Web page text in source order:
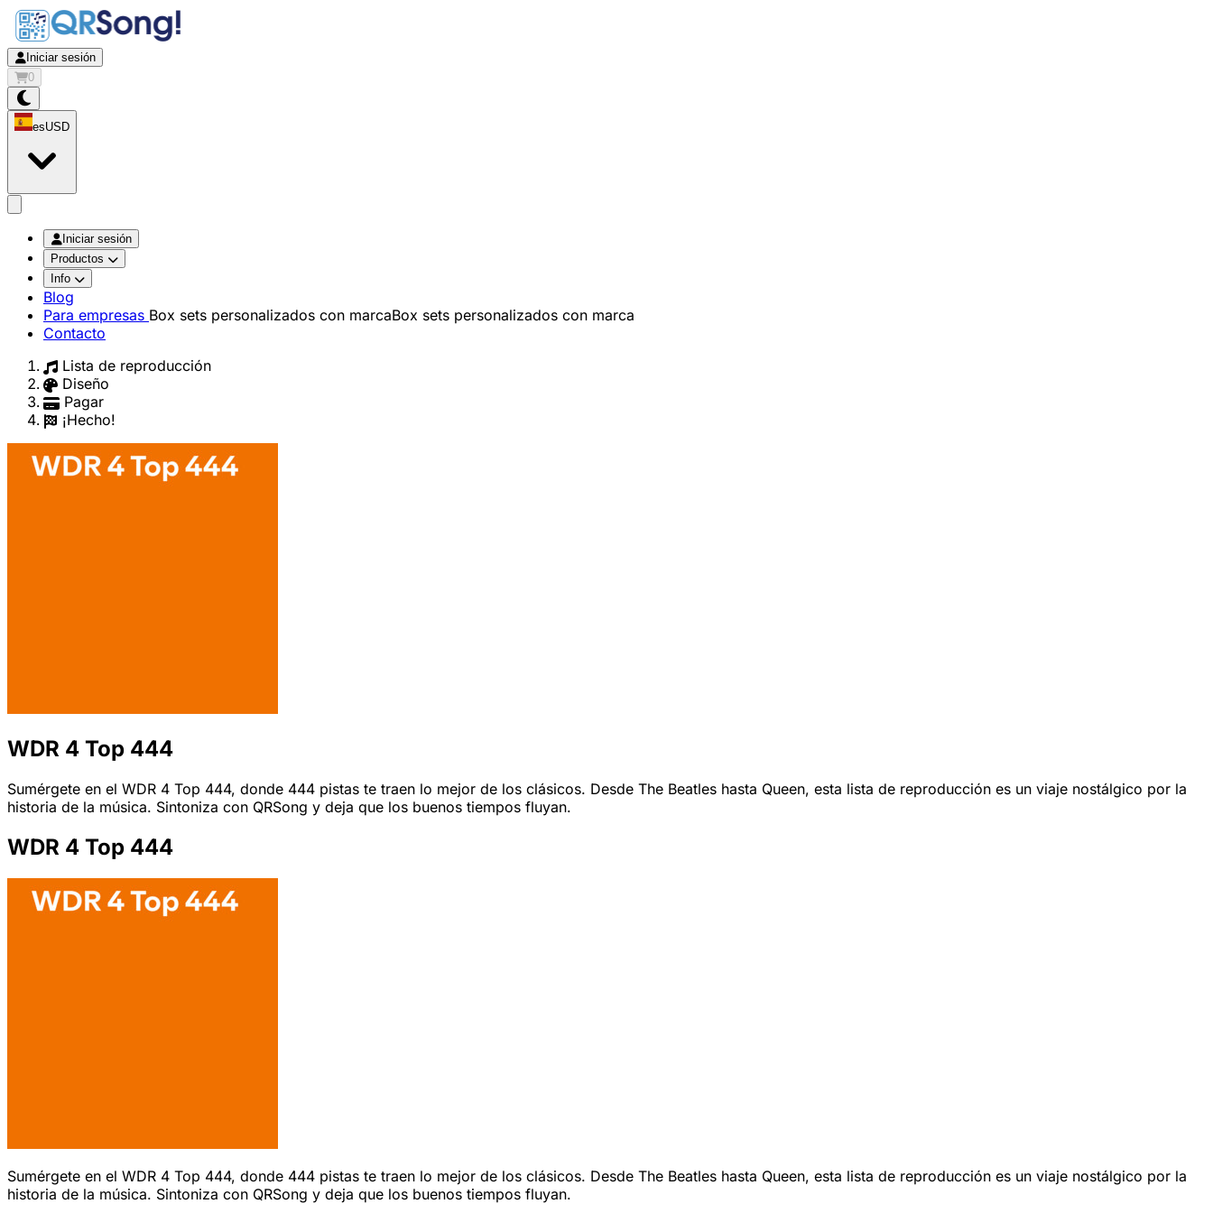
Iniciar sesión
0
esUSD
Iniciar sesión
Productos
Info
Blog
Para empresas Box sets personalizados con marcaBox sets personalizados con marca
Contacto
Lista de reproducción
Diseño
Pagar
¡Hecho!
WDR 4 Top 444
Sumérgete en el WDR 4 Top 444, donde 444 pistas te traen lo mejor de los clásicos. Desde The Beatles hasta Queen, esta lista de reproducción es un viaje nostálgico por la
historia de la música. Sintoniza con QRSong y deja que los buenos tiempos fluyan.
WDR 4 Top 444
Sumérgete en el WDR 4 Top 444, donde 444 pistas te traen lo mejor de los clásicos. Desde The Beatles hasta Queen, esta lista de reproducción es un viaje nostálgico por la
historia de la música. Sintoniza con QRSong y deja que los buenos tiempos fluyan.